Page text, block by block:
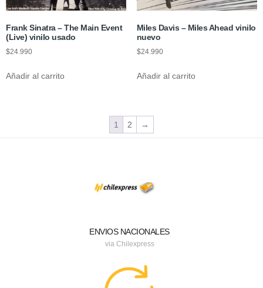
Frank Sinatra ‎– The Main Event
(Live) vinilo usado
$24.990
Añadir al carrito
Miles Davis – Miles Ahead vinilo
nuevo
$24.990
Añadir al carrito
1 2 →
ENVIOS NACIONALES
via Chilexpress